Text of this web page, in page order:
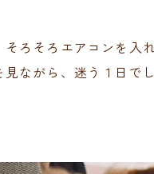
ろそろエアコンを入
ながら、迷う１日でし